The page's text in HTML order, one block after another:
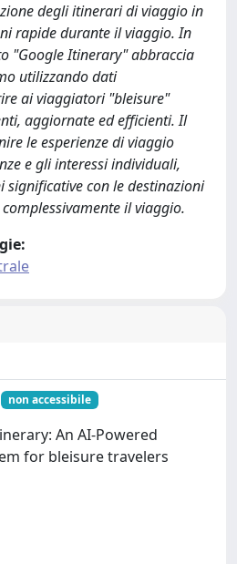
degli itinerari di viaggio in
rapide durante il viaggio. In
"Google Itinerary" abbraccia
utilizzando dati
ai viaggiatori "bleisure"
aggiornate ed efficienti. Il
le esperienze di viaggio
e gli interessi individuali,
significative con le destinazioni
il viaggio.
non accessibile
An AI-Powered
for bleisure travelers